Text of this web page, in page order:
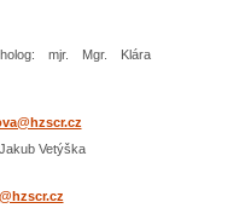
mjr. Mgr. Klára
Vetýška